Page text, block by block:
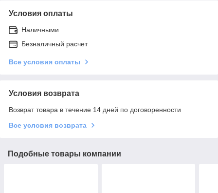
Условия оплаты
Наличными
Безналичный расчет
Все условия оплаты
Условия возврата
Возврат товара в течение 14 дней по договоренности
Все условия возврата
Подобные товары компании